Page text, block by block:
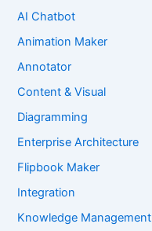
AI Chatbot
Animation Maker
Annotator
Content & Visual
Diagramming
Enterprise Architecture
Flipbook Maker
Integration
Knowledge Management